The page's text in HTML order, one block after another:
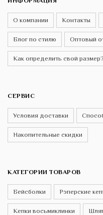
О компании Контакты
Блог по стилю Оптовый
Как определить свой размер?
СЕРВИС
Условия доставки
Накопительные скидки
КАТЕГОРИИ ТОВАРОВ
Бейсболки Рэперские
Кепки восьмиклинки